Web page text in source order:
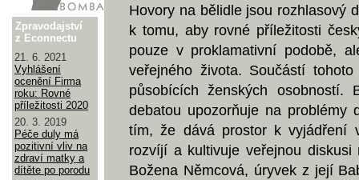
Zpravodajství
z Econnectu
21. 6. 2021
Vyhlášení
ocenění Firma
roku: Rovné
příležitosti 2020
20. 3. 2019
Péče duly má
pozitivní vliv na
zdraví matky a
dítěte po porodu
Hovory na bělidle jsou rozhlasový
k tomu, aby rovné příležitosti
pouze v proklamativní podobě,
veřejného života. Součástí
působících ženských osobností.
debatou upozorňuje na problémy
tím, že dává prostor k vyjádření
rozvíjí a kultivuje veřejnou
Božena Němcová, úryvek z její